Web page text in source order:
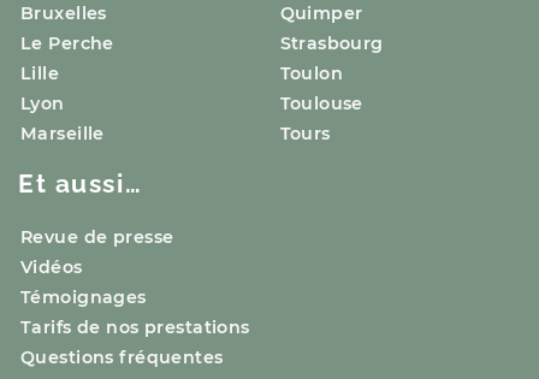
Bruxelles
Le Perche
Lille
Lyon
Marseille
Quimper
Strasbourg
Toulon
Toulouse
Tours
Et aussi…
Revue de presse
Vidéos
Témoignages
Tarifs de nos prestations
Questions fréquentes